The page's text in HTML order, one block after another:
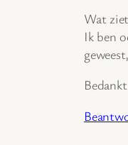
Wat
Ik ben